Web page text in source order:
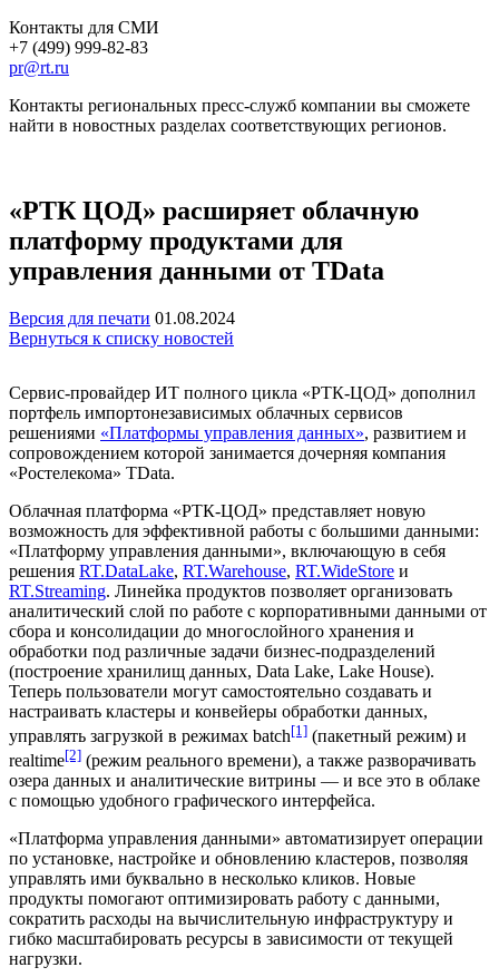
Контакты для СМИ
+7 (499) 999-82-83
pr@rt.ru
Контакты региональных пресс-служб компании вы сможете
найти в новостных разделах соответствующих регионов.
«РТК ЦОД» расширяет облачную
платформу продуктами для
управления данными от TData
Версия для печати 01.08.2024
Вернуться к списку новостей
Сервис-провайдер ИТ полного цикла «РТК-ЦОД» дополнил
портфель импортонезависимых облачных сервисов
решениями «Платформы управления данных», развитием и
сопровождением которой занимается дочерняя компания
«Ростелекома» TData.
Облачная платформа «РТК-ЦОД» представляет новую
возможность для эффективной работы с большими данными:
«Платформу управления данными», включающую в себя
решения RT.DataLake, RT.Warehouse, RT.WideStore и
RT.Streaming. Линейка продуктов позволяет организовать
аналитический слой по работе с корпоративными данными от
сбора и консолидации до многослойного хранения и
обработки под различные задачи бизнес-подразделений
(построение хранилищ данных, Data Lake, Lake House).
Теперь пользователи могут самостоятельно создавать и
настраивать кластеры и конвейеры обработки данных,
управлять загрузкой в режимах batch[1] (пакетный режим) и
realtime[2] (режим реального времени), а также разворачивать
озера данных и аналитические витрины — и все это в облаке
с помощью удобного графического интерфейса.
«Платформа управления данными» автоматизирует операции
по установке, настройке и обновлению кластеров, позволяя
управлять ими буквально в несколько кликов. Новые
продукты помогают оптимизировать работу с данными,
сократить расходы на вычислительную инфраструктуру и
гибко масштабировать ресурсы в зависимости от текущей
нагрузки.